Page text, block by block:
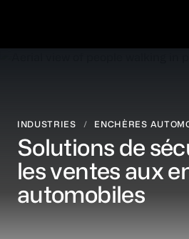
INDUSTRIES / ENCHÈRES
Solutions de
les ventes aux
automobiles